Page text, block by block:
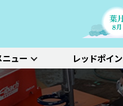
ュー
トメニュー
レッドポイ
系 吸
ヤ
エク